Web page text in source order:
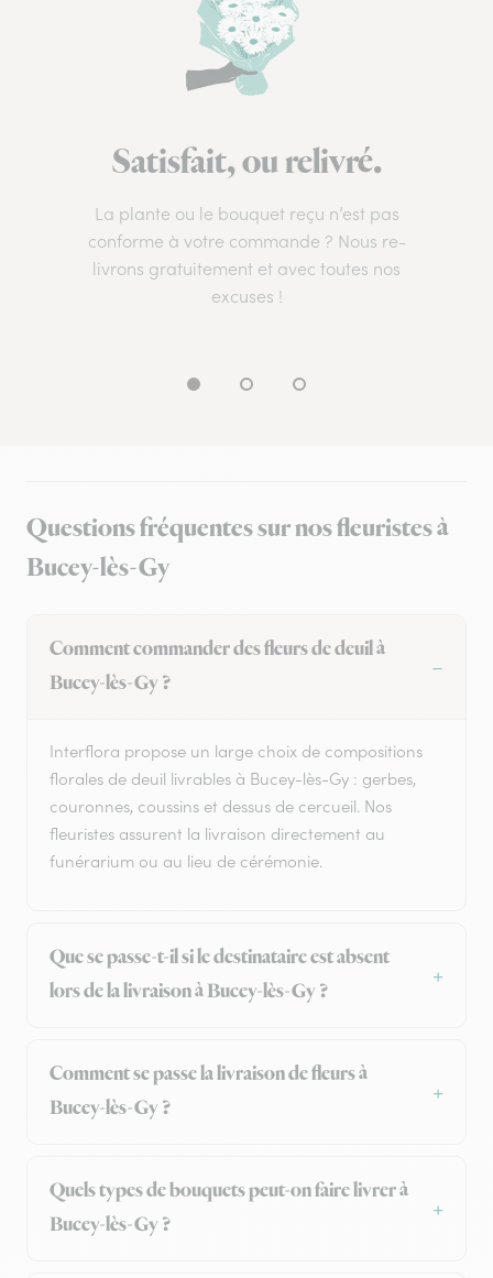
Satisfait, ou relivré.
La plante ou le bouquet reçu n’est pas
conforme à votre commande ? Nous re-
livrons gratuitement et avec toutes nos
excuses !
Questions fréquentes sur nos fleuristes à
Bucey-lès-Gy
Comment commander des fleurs de deuil à
Bucey-lès-Gy ?
Interflora propose un large choix de compositions
florales de deuil livrables à Bucey-lès-Gy : gerbes,
couronnes, coussins et dessus de cercueil. Nos
fleuristes assurent la livraison directement au
funérarium ou au lieu de cérémonie.
Que se passe-t-il si le destinataire est absent
lors de la livraison à Bucey-lès-Gy ?
Comment se passe la livraison de fleurs à
Bucey-lès-Gy ?
Quels types de bouquets peut-on faire livrer à
Bucey-lès-Gy ?